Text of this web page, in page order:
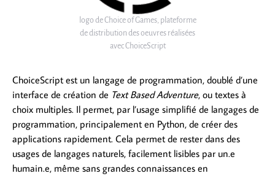
logo de Choice of Games, plateforme
de distribution des oeuvres réalisées
avec ChoiceScript
ChoiceScript est un langage de programmation, doublé d’une
interface de création de Text Based Adventure, ou textes à
choix multiples. Il permet, par l’usage simplifié de langages de
programmation, principalement en Python, de créer des
applications rapidement. Cela permet de rester dans des
usages de langages naturels, facilement lisibles par un.e
humain.e, même sans grandes connaissances en